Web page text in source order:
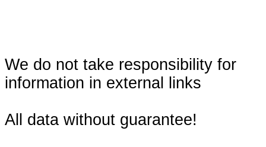
We do not take responsibility for
information in external links
All data without guarantee!